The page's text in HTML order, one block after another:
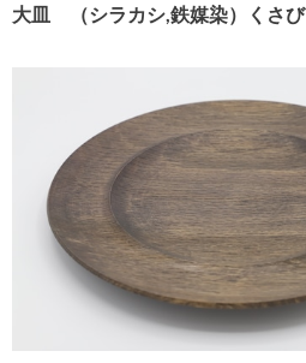
大皿 （シラカシ,鉄媒染）くさび